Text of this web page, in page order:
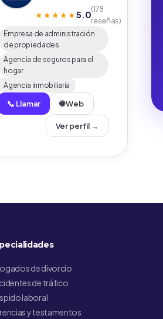
★★★★★5.0(178
reseñas)
Empresa de administración
de propiedades
Agencia de seguros para el
hogar
Agencia inmobiliaria
📞 Llamar 🌐 Web
Ver perfil →
de divorcio
de tráfico
laboral
y testamentos